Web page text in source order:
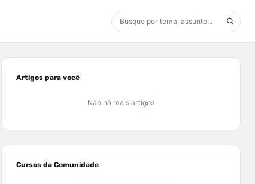
Artigos para você
Não há mais artigos
Cursos da Comunidade